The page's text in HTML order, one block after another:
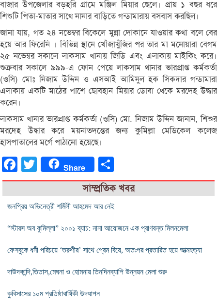
বাজার উপজেলার বড়হরি গ্রামে মঞ্জিল মিয়ার ছেলে। প্রায় ১ বছর ধরে
শিশুটি পিতা-মাতার সাথে নানার বাড়িতে গন্ডামারায় বসবাস করছিল।
জানা যায়, গত ২৪ নভেম্বর বিকেলে মুন্না দোকানে যাওয়ার কথা বলে বের
হয়ে আর ফিরেনি । বিভিন্ন স্থানে খোঁজাখুঁজির পর তার মা মনোয়ারা বেগম
২৫ নভেম্বর সকালে লাকসাম থানায় জিডি এবং এলাকায় মাইকিং করে।
শুক্রবার সকালে ৯৯৯-এ ফোন পেয়ে লাকসাম থানার ভারপ্রাপ্ত কর্মকর্তা
(ওসি) মোঃ নিজাম উদ্দিন ও এসআই আমিনুল হক সিকদার গন্ডামারা
এলাকায় একটি মাঠের পাশে ছোবহান মিয়ার ডোবা থেকে মরদেহ উদ্ধার
করেন।
লাকসাম থানার ভারপ্রাপ্ত কর্মকর্তা (ওসি) মো. নিজাম উদ্দিন জানান, শিশুর
মরদেহ উদ্ধার করে ময়নাতদন্তের জন্য কুমিল্লা মেডিকেল কলেজ
হাসপাতালের মর্গে পাঠানো হয়েছে।
FacebookTwitter Share
সাম্প্রতিক খবর
জনপ্রিয় অভিনেত্রী শর্মিলী আহমেদ আর নেই
“স্টারস অব কুমিল্লা” ২০০১ ব্যাচ: নানা আয়োজনে এক প্রাণবন্ত মিলনমেলা
ফেসবুকে ধনী পরিচয়ে ‘তরুণীর’ সাথে প্রেম বিয়ে, অতঃপর প্রতারিত হয়ে আত্মহত্যা
দাউদকান্দি,তিতাস,মেঘনা ও হোমনায় তিনদিনব্যাপি উন্নয়ন মেলা শুরু
কুবিসাসের ১০ম প্রতিষ্ঠাবার্ষিকী উদযাপন